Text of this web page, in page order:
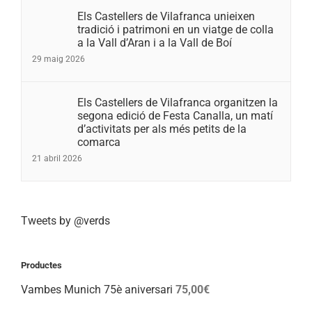
Els Castellers de Vilafranca unieixen
tradició i patrimoni en un viatge de colla
a la Vall d’Aran i a la Vall de Boí
29 maig 2026
Els Castellers de Vilafranca organitzen la
segona edició de Festa Canalla, un matí
d’activitats per als més petits de la
comarca
21 abril 2026
Tweets by @verds
Productes
Vambes Munich 75è aniversari 75,00€